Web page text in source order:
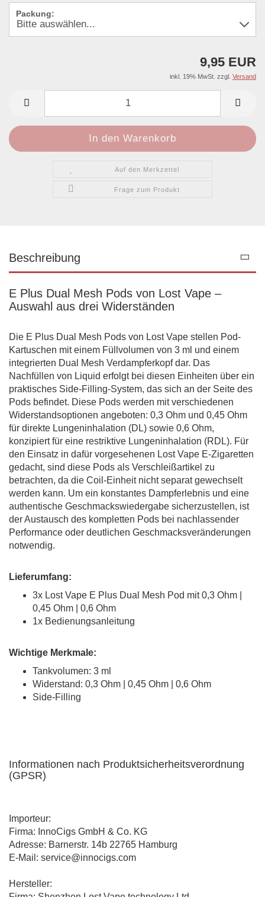
Packung:
9,95 EUR
inkl. 19% MwSt. zzgl. Versand
Auf den Merkzettel
Frage zum Produkt
Beschreibung
E Plus Dual Mesh Pods von Lost Vape –
Auswahl aus drei Widerständen
Die E Plus Dual Mesh Pods von Lost Vape stellen Pod-
Kartuschen mit einem Füllvolumen von 3 ml und einem
integrierten Dual Mesh Verdampferkopf dar. Das
Nachfüllen von Liquid erfolgt bei diesen Einheiten über ein
praktisches Side-Filling-System, das sich an der Seite des
Pods befindet. Diese Pods werden mit verschiedenen
Widerstandsoptionen angeboten: 0,3 Ohm und 0,45 Ohm
für direkte Lungeninhalation (DL) sowie 0,6 Ohm,
konzipiert für eine restriktive Lungeninhalation (RDL). Für
den Einsatz in dafür vorgesehenen Lost Vape E-Zigaretten
gedacht, sind diese Pods als Verschleißartikel zu
betrachten, da die Coil-Einheit nicht separat gewechselt
werden kann. Um ein konstantes Dampferlebnis und eine
authentische Geschmackswiedergabe sicherzustellen, ist
der Austausch des kompletten Pods bei nachlassender
Performance oder deutlichen Geschmacksveränderungen
notwendig.
Lieferumfang:
3x Lost Vape E Plus Dual Mesh Pod mit 0,3 Ohm |
0,45 Ohm | 0,6 Ohm
1x Bedienungsanleitung
Wichtige Merkmale:
Tankvolumen: 3 ml
Widerstand: 0,3 Ohm | 0,45 Ohm | 0,6 Ohm
Side-Filling
Informationen nach Produktsicherheitsverordnung
(GPSR)
Importeur:
Firma: InnoCigs GmbH & Co. KG
Adresse: Barnerstr. 14b 22765 Hamburg
E-Mail: service@innocigs.com
Hersteller: